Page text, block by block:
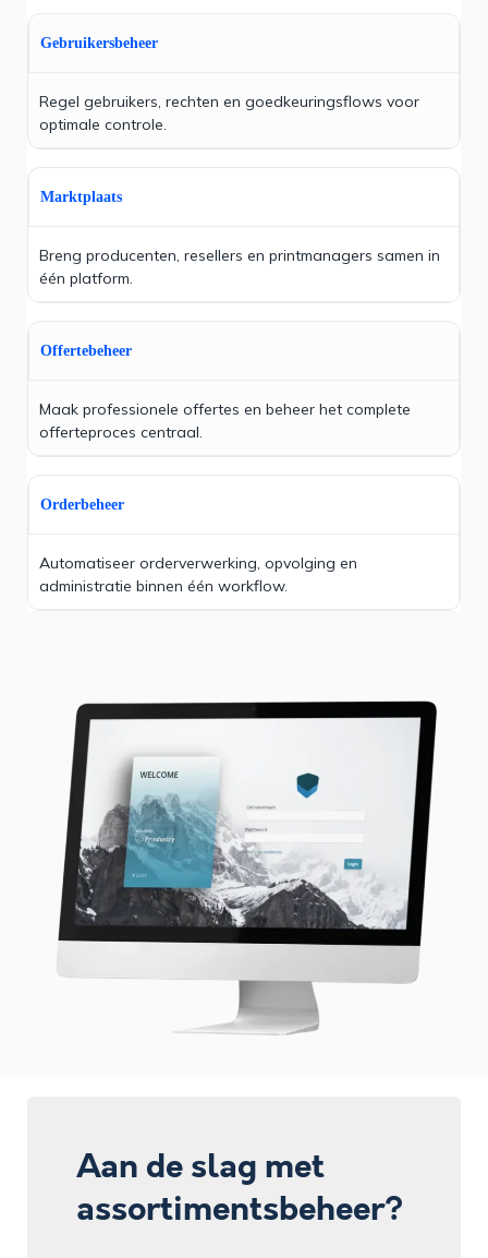
Gebruikersbeheer
Regel gebruikers, rechten en goedkeuringsflows voor
optimale controle.
Marktplaats
Breng producenten, resellers en printmanagers samen in
één platform.
Offertebeheer
Maak professionele offertes en beheer het complete
offerteproces centraal.
Orderbeheer
Automatiseer orderverwerking, opvolging en
administratie binnen één workflow.
Aan de slag met
assortimentsbeheer?